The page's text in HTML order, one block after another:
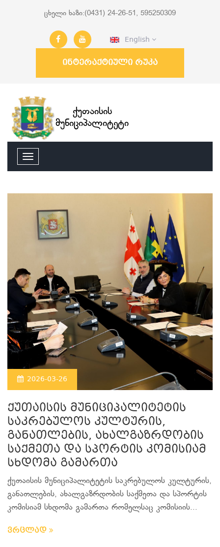
ცხელი ხაზი:(0431) 24-26-51, 595250309
English
ინტერაქტიული რუკა
ქუთაისის
მუნიციპალიტეტი
2026-03-26
ქუთაისის მუნიციპალიტეტის
საკრებულოს კულტურის,
განათლების, ახალგაზრდობის
საქმეთა და სპორტის კომისიამ
სხდომა გამართა
ქუთაისის მუნიციპალიტეტის საკრებულოს კულტურის,
განათლების, ახალგაზრდობის საქმეთა და სპორტის
კომისიამ სხდომა გამართა რომელსაც კომისიის...
ვრცლად